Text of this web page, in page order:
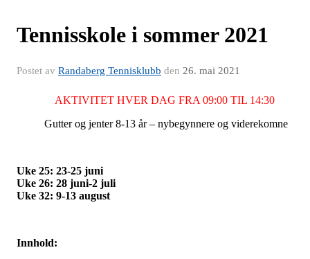
Tennisskole i sommer 2021
Postet av Randaberg Tennisklubb den 26. mai 2021
AKTIVITET HVER DAG FRA 09:00 TIL 14:30
Gutter og jenter 8-13 år – nybegynnere og viderekomne
Uke 25: 23-25 juni
Uke 26: 28 juni-2 juli
Uke 32: 9-13 august
Innhold: